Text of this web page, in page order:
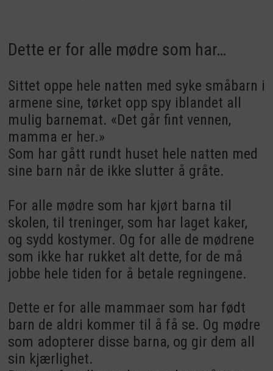
Dette er for alle mødre som har…
Sittet oppe hele natten med syke småbarn i
armene sine, tørket opp spy iblandet all
mulig barnemat. «Det går fint vennen,
mamma er her.»
Som har gått rundt huset hele natten med
sine barn når de ikke slutter å gråte.
For alle mødre som har kjørt barna til
skolen, til treninger, som har laget kaker,
og sydd kostymer. Og for alle de mødrene
som ikke har rukket alt dette, for de må
jobbe hele tiden for å betale regningene.
Dette er for alle mammaer som har født
barn de aldri kommer til å få se. Og mødre
som adopterer disse barna, og gir dem all
sin kjærlighet.